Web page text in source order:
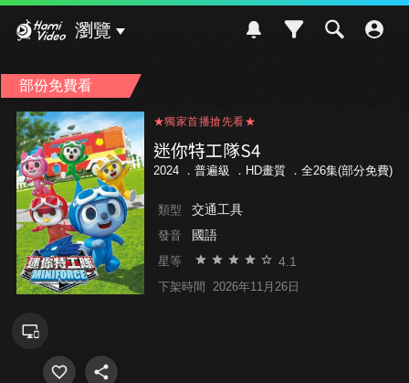
瀏覽
部份免費看
★獨家首播搶先看★
★獨家首播搶先看★
迷你特工隊S4
2024 ． 普遍級 ．HD畫質 ．全26集(部分免費)
類型 交通工具
發音 國語
星等 4.1
下架時間 2026年11月26日